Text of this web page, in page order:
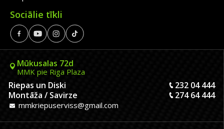
Sociālie tīkli
Mūkusalas 72d
MMK pie Riga Plaza
Riepas un Diski
232 04 444
Montāža / Savirze
274 64 444
mmkriepuserviss@gmail.com